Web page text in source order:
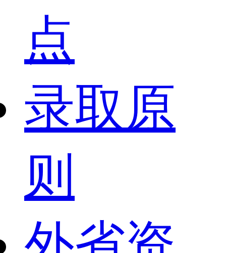
点
录取原
则